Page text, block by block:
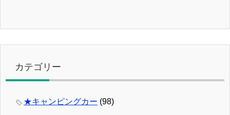
カテゴリー
★キャンピングカー (98)